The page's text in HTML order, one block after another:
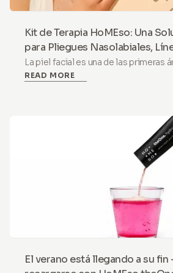
Kit de Terapia HoMEso: Una
para Pliegues Nasolabiales,
Marionetas
La piel facial es una de las primeras
signos de envejecimiento. Entre los
marionetas), que pueden hacer que
cansado o incluso triste. Aunque son
del proceso de envejecimiento,
desean que fueran menos
READ MORE
El verano está llegando a su fin